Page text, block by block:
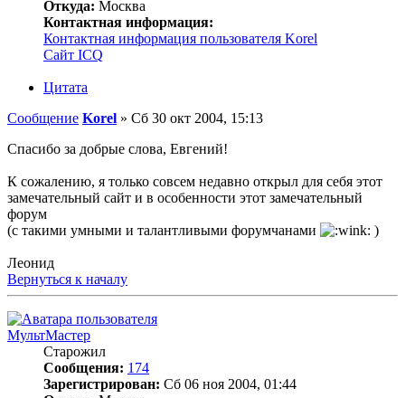
Откуда: Москва
Контактная информация:
Контактная информация пользователя Korel
Сайт ICQ
Цитата
Сообщение Korel » Сб 30 окт 2004, 15:13
Спасибо за добрые слова, Евгений!
К сожалению, я только совсем недавно открыл для себя этот
замечательный сайт и в особенности этот замечательный
форум
(с такими умными и талантливыми форумчанами
)
Леонид
Вернуться к началу
МультМастер
Старожил
Сообщения: 174
Зарегистрирован: Сб 06 ноя 2004, 01:44